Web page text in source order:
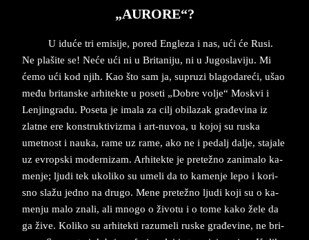
„AURO­RE“?
U iduće tri emisije, po­red En­gle­za i nas, ući će Ru­si.
Ne­ pla­ši­te ­se! Neće ući ni u Bri­ta­ni­ju, ni u Ju­go­sla­vi­ju. Mi
ćemo ući kod njih. Kao što sam ja, su­pru­zi bla­go­da­reći, ušao
među bri­tan­ske ar­hi­tek­te u po­se­ti „Do­bre vol­je“ Mo­skvi i
Len­jin­gra­du. Po­se­ta je ima­la za cilj obi­la­zak građevi­na iz
zlat­ne ere kon­struktivi­zma i art-nu­voa, u ko­joj su ru­ska
umet­nost i nauka, rame uz rame, ako ne i pe­dalj dal­je, sta­ja­le
uz evrop­ski mo­der­ni­zam. Ar­hi­tek­te ­je pre­težno za­ni­ma­lo ka­
men­je; lju­di te­k u­ko­li­ko su ume­li da to ka­men­je lepo i ko­ri­
sno slažu jed­no na dru­go. Mene pre­težno lju­di koji su o ka­
men­ju malo zna­li, ali mno­go o živo­tu i o tome kako žele da
ga žive. Ko­li­ko su ar­hi­tek­ti raz­u­me­li ru­ske građevi­ne, ne bri­